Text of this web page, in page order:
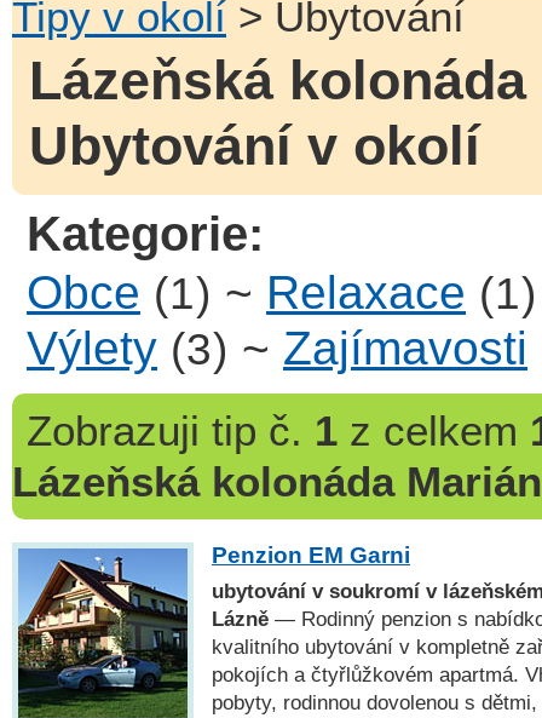
Tipy v okolí > Ubytování
Lázeňská
Ubytování v okolí
Kategorie:
Obce (1) ~ Relaxace (1)
Výlety (3) ~ Zajímavosti
Zobrazuji tip č. 1z celkem
Lázeňská kolonáda
Penzion EM Garni
ubytování v soukromí v
Lázně — Rodinný penzion s
kvalitního ubytování v kompletně
pokojích a čtyřlůžkovém apartmá.
pobyty, rodinnou dovolenou s